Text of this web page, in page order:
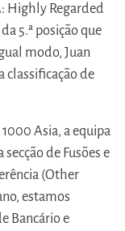
Highly Regarded
5.ª posição que
modo, Juan
classificação de
Asia, a equipa
de Fusões e
(Other
estamos
Bancário e